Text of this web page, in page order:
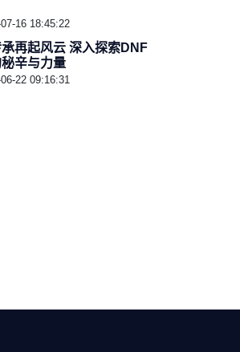
16 18:45:22
再起风云 深入探索DNF
辛与力量
22 09:16:31